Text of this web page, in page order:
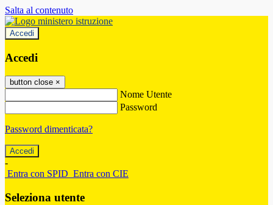
Salta al contenuto
Accedi
Accedi
button close ×
Nome Utente
Password
Password dimenticata?
-
Entra con SPID Entra con CIE
Seleziona utente